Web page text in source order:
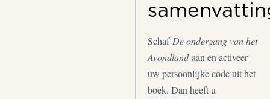
Schaf De ondergang van het
Avondlandaan en activeer
uw persoonlijke code uit het
boek. Dan heeft u